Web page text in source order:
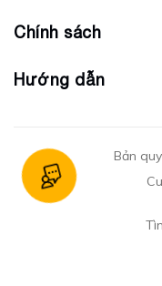
Chính sách
Hướng dẫn
Bản